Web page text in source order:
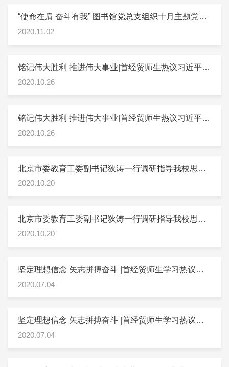
“使命在肩 奋斗有我” 图书馆党总支组织十月主题党日
活动
2020.11.02
铭记伟大胜利 推进伟大事业|首经贸师生热议习近平总
书记在纪念中国人民志愿军抗美援朝出国作战70周年
大会重要讲话精神
2020.10.26
铭记伟大胜利 推进伟大事业|首经贸师生热议习近平总
书记在纪念中国人民志愿军抗美援朝出国作战70周年
大会重要讲话精神
2020.10.26
北京市委教育工委副书记狄涛一行调研指导我校思想
政治理论课建设工作
2020.10.20
北京市委教育工委副书记狄涛一行调研指导我校思想
政治理论课建设工作
2020.10.20
坚定理想信念 矢志拼搏奋斗 |首经贸师生学习热议习
近平总书记给复旦大学青年师生党员的回信
2020.07.04
坚定理想信念 矢志拼搏奋斗 |首经贸师生学习热议习
近平总书记给复旦大学青年师生党员的回信
2020.07.04